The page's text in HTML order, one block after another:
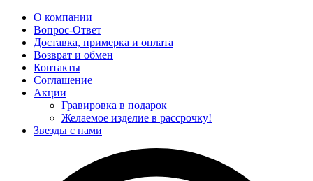
О компании
Вопрос-Ответ
Доставка, примерка и оплата
Возврат и обмен
Контакты
Соглашение
Акции
Гравировка в подарок
Желаемое изделие в рассрочку!
Звезды с нами